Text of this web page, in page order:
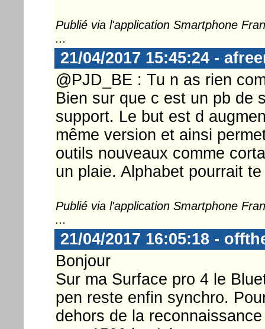
Publié via l'application Smartphone
...
21/04/2017 15:45:24 -
@PJD_BE : Tu n as rien
Bien sur que c est un pb de
support. Le but est d
même version et ainsi
outils nouveaux comme
un plaie. Alphabet pourrait
Publié via l'application Smartphone
...
21/04/2017 16:05:18 -
Bonjour
Sur ma Surface pro 4 le
pen reste enfin synchro.
dehors de la